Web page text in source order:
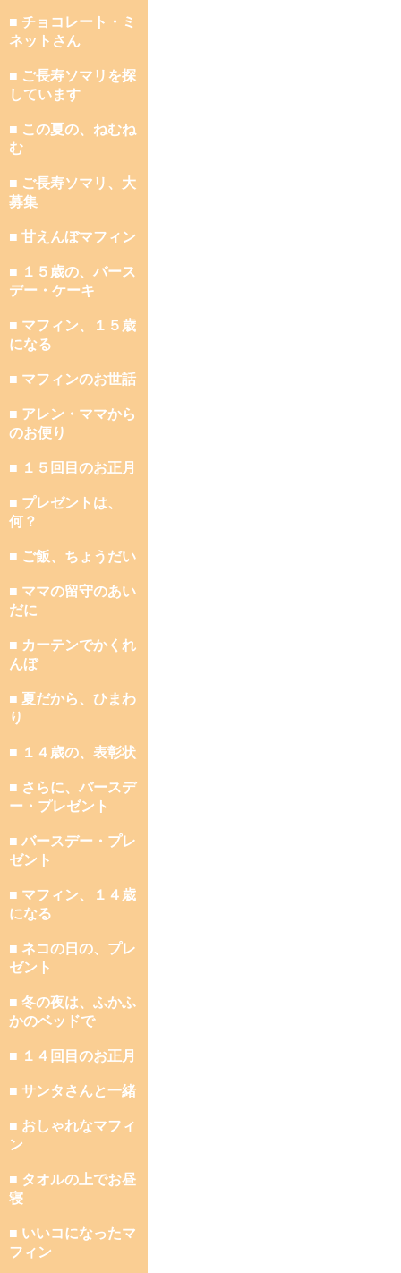
■ チョコレート・ミ
ネットさん
■ ご長寿ソマリを探
しています
■ この夏の、ねむね
む
■ ご長寿ソマリ、大
募集
■ 甘えんぼマフィン
■ １５歳の、バース
デー・ケーキ
■ マフィン、１５歳
になる
■ マフィンのお世話
■ アレン・ママから
のお便り
■ １５回目のお正月
■ プレゼントは、
何？
■ ご飯、ちょうだい
■ ママの留守のあい
だに
■ カーテンでかくれ
んぼ
■ 夏だから、ひまわ
り
■ １４歳の、表彰状
■ さらに、バースデ
ー・プレゼント
■ バースデー・プレ
ゼント
■ マフィン、１４歳
になる
■ ネコの日の、プレ
ゼント
■ 冬の夜は、ふかふ
かのベッドで
■ １４回目のお正月
■ サンタさんと一緒
■ おしゃれなマフィ
ン
■ タオルの上でお昼
寝
■ いいコになったマ
フィン